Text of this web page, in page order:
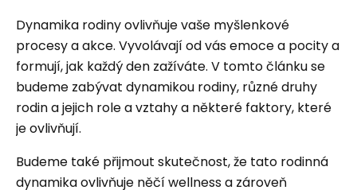
Dynamika rodiny ovlivňuje vaše myšlenkové
procesy a akce. Vyvolávají od vás emoce a pocity a
formují, jak každý den zažíváte. V tomto článku se
budeme zabývat dynamikou rodiny, různé druhy
rodin a jejich role a vztahy a některé faktory, které
je ovlivňují.
Budeme také přijmout skutečnost, že tato rodinná
dynamika ovlivňuje něčí wellness a zároveň